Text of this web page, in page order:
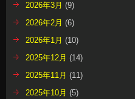
2026年3月 (9)
2026年2月 (6)
2026年1月 (10)
2025年12月 (14)
2025年11月 (11)
2025年10月 (5)